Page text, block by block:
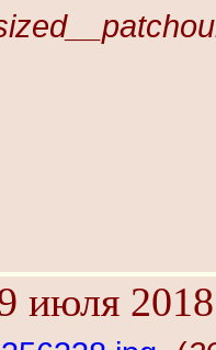
июля